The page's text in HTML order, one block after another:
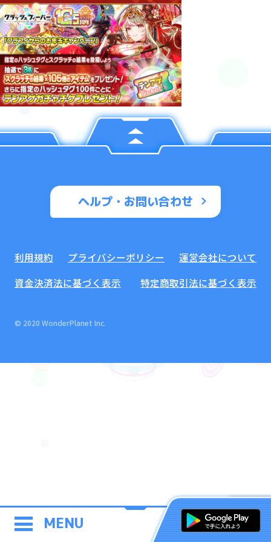
MENU
ヘルプ・お問い合わせ
利用規約 プライバシーポリシー
運営会社について
資金決済法に基づく表示
特定商取引法に基づく表示
© 2020 WonderPlanet Inc.